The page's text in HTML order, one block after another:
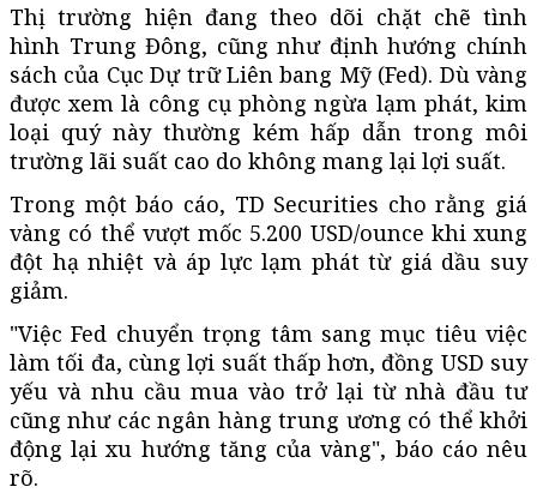
Thị trường hiện đang theo dõi chặt chẽ tình
hình Trung Đông, cũng như định hướng chính
sách của Cục Dự trữ Liên bang Mỹ (Fed). Dù vàng
được xem là công cụ phòng ngừa lạm phát, kim
loại quý này thường kém hấp dẫn trong môi
trường lãi suất cao do không mang lại lợi suất.
Trong một báo cáo, TD Securities cho rằng giá
vàng có thể vượt mốc 5.200 USD/ounce khi xung
đột hạ nhiệt và áp lực lạm phát từ giá dầu suy
giảm.
"Việc Fed chuyển trọng tâm sang mục tiêu việc
làm tối đa, cùng lợi suất thấp hơn, đồng USD suy
yếu và nhu cầu mua vào trở lại từ nhà đầu tư
cũng như các ngân hàng trung ương có thể khởi
động lại xu hướng tăng của vàng", báo cáo nêu
rõ.